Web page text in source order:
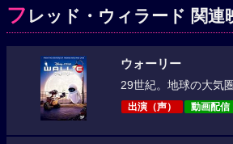
フ レッド・ウィラード 関連
ウォーリー
29世紀。地球の大気
出演（声） 動画配信